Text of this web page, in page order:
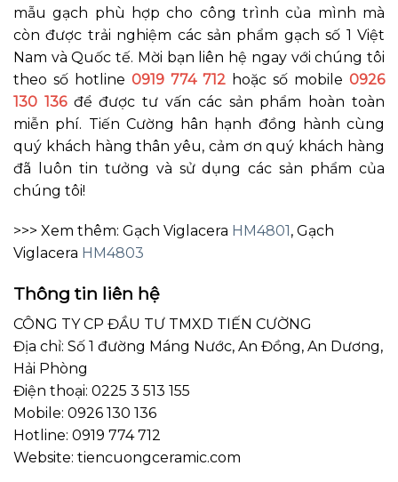
mẫu gạch phù hợp cho công trình của mình mà
còn được trải nghiệm các sản phẩm gạch số 1 Việt
Nam và Quốc tế. Mời bạn liên hệ ngay với chúng tôi
theo số hotline 0919 774 712 hoặc số mobile 0926
130 136để được tư vấn các sản phẩm hoàn toàn
miễn phí. Tiến Cường hân hạnh đồng hành cùng
quý khách hàng thân yêu, cảm ơn quý khách hàng
đã luôn tin tưởng và sử dụng các sản phẩm của
chúng tôi!
>>> Xem thêm: Gạch Viglacera HM4801 , Gạch
Viglacera HM4803
Thông tin liên hệ
CÔNG TY CP ĐẦU TƯ TMXD TIẾN CƯỜNG
Địa chỉ: Số 1 đường Máng Nước, An Đồng, An Dương,
Hải Phòng
Điện thoại: 0225 3 513 155
Mobile: 0926 130 136
Hotline: 0919 774 712
Website: tiencuongceramic.com